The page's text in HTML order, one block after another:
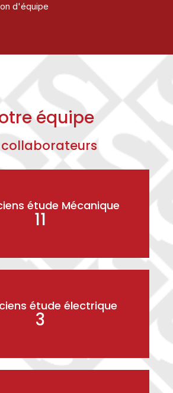
d'équipe
équipe
collaborateurs
étude Mécanique
11
étude électrique
3